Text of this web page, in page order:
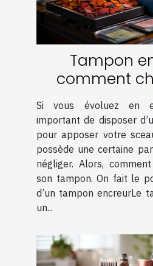
Tampon
comment
Si vous évoluez en
important de disposer
pour apposer votre
possède une certaine
négliger. Alors,
son tampon. On fait le
d’un tampon encreurLe
un...